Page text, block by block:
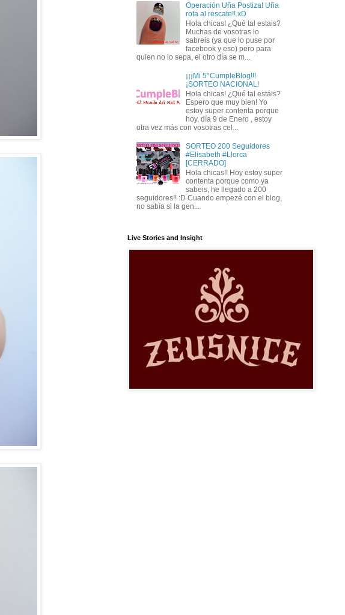
Operación Uña Postiza! Uña
rota al rescate!! xD
Hola chicas! ¿Qué tal estais?
Muchas de vosotras lo
sabreis (ya que lo puse por
facebook y eso) pero para
quien no lo sepa, el otro día se m...
¡¡¡Mi 5°CumpleBlog!!!
¡SORTEO NACIONAL!
Hola chicas! ¿Qué tal estáis?
Espero que muy bien! Yo
estoy super contenta porque
hoy, día 9 de Enero , estoy
otra vez más con vosotras cel...
SORTEO 200 Seguidores
#Elisabeth #Llorca
[CERRADO]
Hola chicas!! Hoy estoy super
contenta porque como ya
sabeis, he llegado a 200
seguidores!! :D Cuando empezé con el blog,
no sabía si la gen...
Live Stories and Insight